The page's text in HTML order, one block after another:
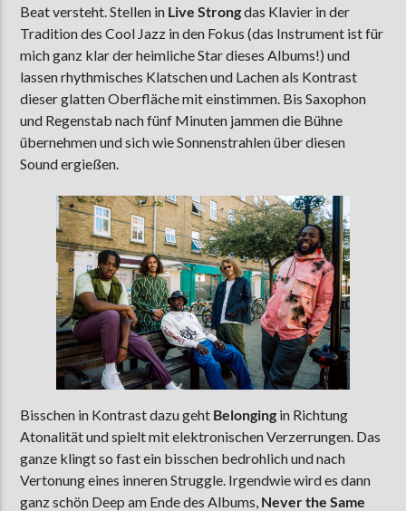
Beat versteht. Stellen in Live Strongdas Klavier in der
Tradition des Cool Jazz in den Fokus (das Instrument ist für
mich ganz klar der heimliche Star dieses Albums!) und
lassen rhythmisches Klatschen und Lachen als Kontrast
dieser glatten Oberfläche mit einstimmen. Bis Saxophon
und Regenstab nach fünf Minuten jammen die Bühne
übernehmen und sich wie Sonnenstrahlen über diesen
Sound ergießen.
Bisschen in Kontrast dazu geht Belonging in Richtung
Atonalität und spielt mit elektronischen Verzerrungen. Das
ganze klingt so fast ein bisschen bedrohlich und nach
Vertonung eines inneren Struggle. Irgendwie wird es dann
ganz schön Deep am Ende des Albums, Never the Same